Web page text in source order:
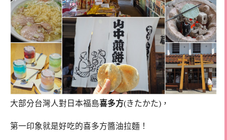
大部分台灣人對日本福島喜多方(きたかた)，
第一印象就是好吃的喜多方醬油拉麵！